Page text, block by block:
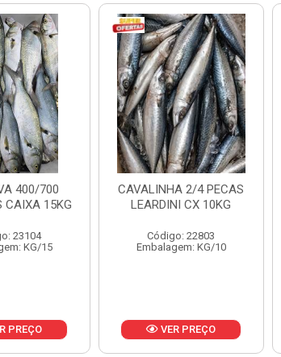
400/700
CAIXA 15KG
23104
KG/15
PREÇO
CAVALINHA 2/4 PECAS
LEARDINI CX 10KG
Código: 22803
Embalagem: KG/10
VER PREÇO